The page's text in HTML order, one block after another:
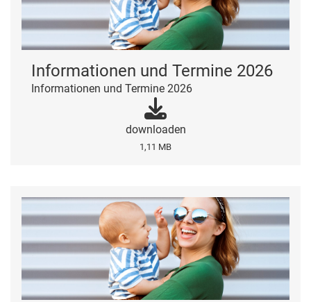
Informationen und Termine 2026
Informationen und Termine 2026
downloaden
1,11 MB